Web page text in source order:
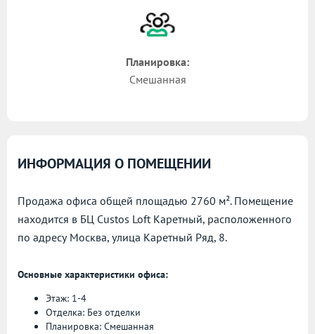
Планировка:
Смешанная
ИНФОРМАЦИЯ О ПОМЕЩЕНИИ
Продажа офиса общей площадью 2760 м². Помещение
находится в БЦ Custos Loft Каретный, расположенного
по адресу Москва, улица Каретный Ряд, 8.
Основные характеристики офиса:
Этаж: 1-4
Отделка: Без отделки
Планировка: Смешанная